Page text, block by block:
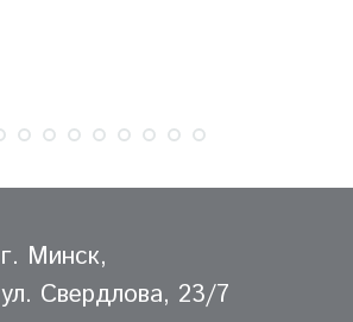
г. Минск,
ул. Свердлова, 23/7